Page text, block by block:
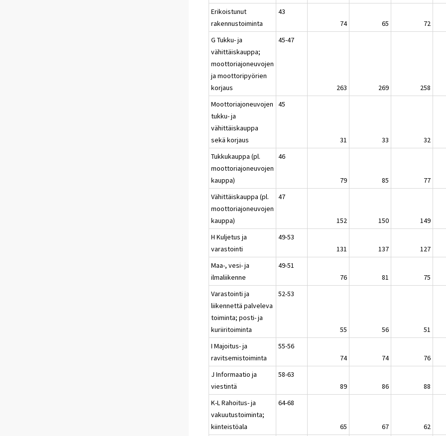
Erikoistunut
rakennustoiminta
43
74
65 72
G Tukku- ja
vähittäiskauppa;
moottoriajoneuvojen
ja moottoripyörien
korjaus
45-47
263 269 258
Moottoriajoneuvojen
tukku- ja
vähittäiskauppa
sekä korjaus
45
31 33 32
Tukkukauppa (pl.
moottoriajoneuvojen
kauppa)
46
79 85 77
Vähittäiskauppa (pl.
moottoriajoneuvojen
kauppa)
47
152 150 149
H Kuljetus ja
varastointi
49-53
131
137 127
Maa-, vesi- ja
ilmaliikenne
49-51
76
81 75
Varastointi ja
liikennettä palveleva
toiminta; posti- ja
kuriiritoiminta
52-53
55 56 51
I Majoitus- ja
ravitsemistoiminta
55-56
74
74 76
J Informaatio ja
viestintä
58-63
89
86 88
K-L Rahoitus- ja
vakuutustoiminta;
kiinteistöala
64-68
65 67 62